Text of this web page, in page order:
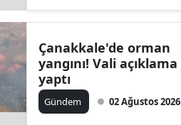
Çanakkale'de orman
yangını! Vali açıklama
yaptı
Gündem 02 Ağustos 2026